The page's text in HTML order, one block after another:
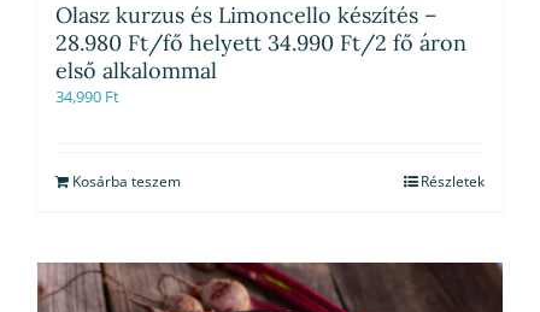
Olasz kurzus és Limoncello készítés –
28.980 Ft/fő helyett 34.990 Ft/2 fő áron
első alkalommal
34,990 Ft
Kosárba teszem Részletek